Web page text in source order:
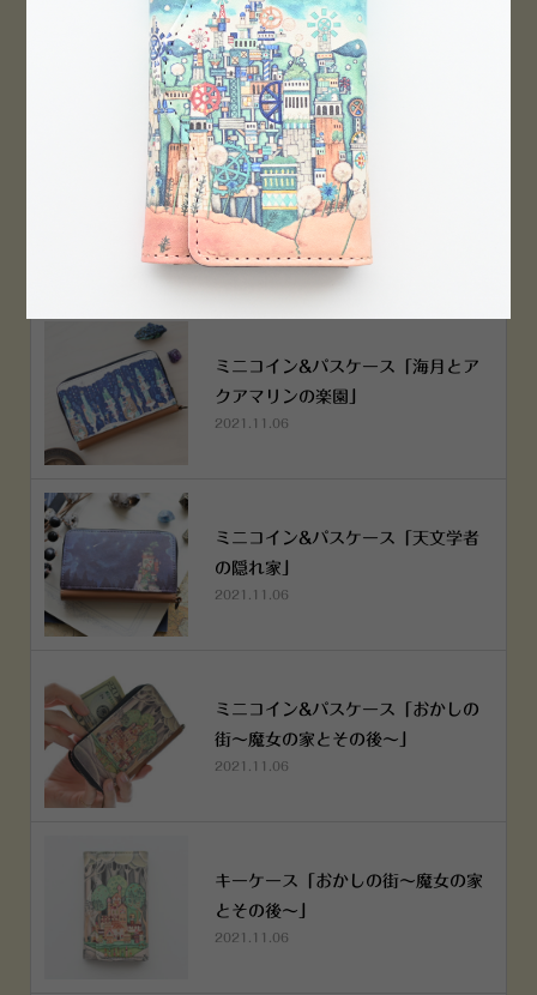
横浜赤レンガ倉庫店 12月6日 O
PEN！
2022.12.05
空想街雑貨店《吉祥寺本店》４月２
５日OPEN!
ミニコイン&パスケース「海月とア
クアマリンの楽園」
2021.11.06
ミニコイン&パスケース「天文学者
の隠れ家」
2021.11.06
ミニコイン&パスケース「おかしの
街～魔女の家とその後～」
2021.11.06
キーケース「おかしの街～魔女の家
とその後～」
2021.11.06